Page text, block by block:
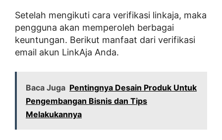
Setelah mengikuti cara verifikasi linkaja, maka
pengguna akan memperoleh berbagai
keuntungan. Berikut manfaat dari verifikasi
email akun LinkAja Anda.
Baca Juga Pentingnya Desain Produk Untuk
Pengembangan Bisnis dan Tips
Melakukannya